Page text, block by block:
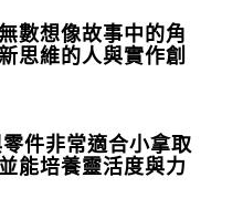
數想像故事中的角
思維的人與實作創
件非常適合小拿取
能培養靈活度與力